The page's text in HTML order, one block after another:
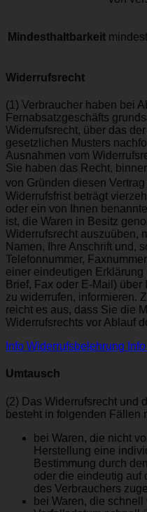
Mindesthaltbarkeit
Widerrufsrecht
(1) Verbraucher haben bei
Fernabsatzgeschäfts
Widerrufsrecht, über das
gesetzlichen Musters
Ausnahmen vom
Sie haben das Recht,
von Gründen diesen
Widerrufsfrist beträgt
oder ein von Ihnen
ist, die Waren in Besitz
Widerrufsrecht auszuüben,
Namen, Ihre Anschrift und,
Telefonnummer,
einer eindeutigen
Brief, Fax oder E-Mail)
zu widerrufen, informieren.
reicht es aus, dass Sie die
Widerrufsrechts vor Ablauf
Info Widerrufsbelehrung
Umtausch
(2) Das Widerrufsrecht und
besteht in folgenden Fällen
bei Waren, die nicht
Herstellung eine
Bestimmung durch
oder die eindeutig auf
des Verbrauchers
bei Waren, die